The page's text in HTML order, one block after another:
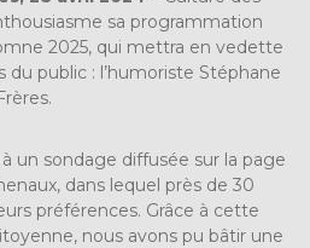
sa programmation
2025, qui mettra en vedette
public : l’humoriste Stéphane
un sondage diffusée sur la page
dans lequel près de 30
préférences. Grâce à cette
nous avons pu bâtir une